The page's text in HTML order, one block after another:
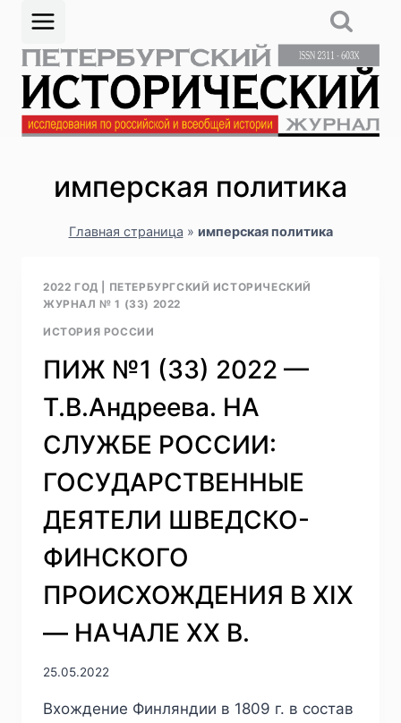
Перейти
содержимому
имперская политика
Главная страница » имперская политика
2022 ГОД
ПЕТЕРБУРГСКИЙ ИСТОРИЧЕСКИЙ
ЖУРНАЛ № 1 (33) 2022
ИСТОРИЯ РОССИИ
ПИЖ №1 (33) 2022 —
Т.В.Андреева. НА
СЛУЖБЕ РОССИИ:
ГОСУДАРСТВЕННЫЕ
ДЕЯТЕЛИ ШВЕДСКО-
ФИНСКОГО
ПРОИСХОЖДЕНИЯ В XIX
— НАЧАЛЕ XX В.
25.05.2022
Вхождение Финляндии в 1809 г. в состав